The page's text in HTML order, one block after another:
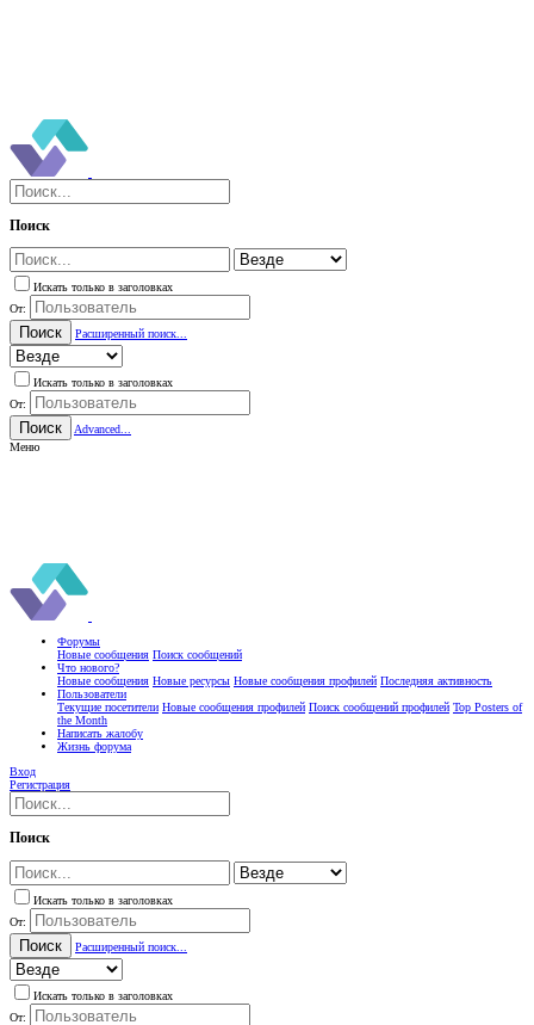
Поиск
Искать только в заголовках
От:
Поиск Расширенный поиск...
Искать только в заголовках
От:
Поиск
Advanced...
Меню
Форумы
Новые сообщения Поиск сообщений
Что нового?
Новые сообщения Новые ресурсы Новые сообщения профилей Последняя активность
Пользователи
Текущие посетители Новые сообщения профилей Поиск сообщений профилей Top Posters of
the Month
Написать жалобу
Жизнь форума
Вход
Регистрация
Поиск
Искать только в заголовках
От:
Поиск Расширенный поиск...
Искать только в заголовках
От: